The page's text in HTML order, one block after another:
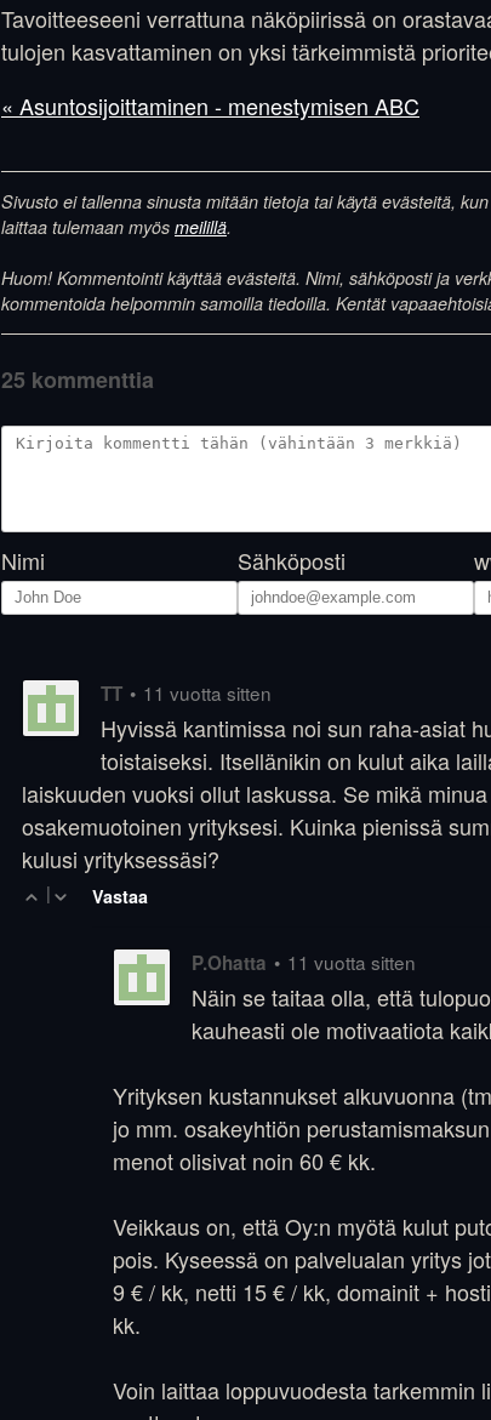
Tavoitteeseeni verrattuna näköpiirissä on
tulojen kasvattaminen on yksi tärkeimmistä
« Asuntosijoittaminen - menestymisen ABC
Sivusto ei tallenna sinusta mitään tietoja tai käytä evästeitä,
laittaa tulemaan myös meilillä.
Huom! Kommentointi käyttää evästeitä. Nimi, sähköposti ja
kommentoida helpommin samoilla tiedoilla. Kentät
25 kommenttia
Nimi Sähköposti
TT • 11 vuotta sitten
Hyvissä kantimissa noi sun raha-asiat
toistaiseksi. Itsellänikin on kulut aika
laiskuuden vuoksi ollut laskussa. Se mikä
osakemuotoinen yrityksesi. Kuinka pienissä
kulusi yrityksessäsi?
| Vastaa
P.Ohatta • 11 vuotta sitten
Näin se taitaa olla, että
kauheasti ole motivaatiota
Yrityksen kustannukset alkuvuonna
jo mm. osakeyhtiön
menot olisivat noin 60 € kk.
Veikkaus on, että Oy:n myötä kulut
pois. Kyseessä on palvelualan yritys
9 € / kk, netti 15 € / kk, domainit +
kk.
Voin laittaa loppuvuodesta tarkemmin